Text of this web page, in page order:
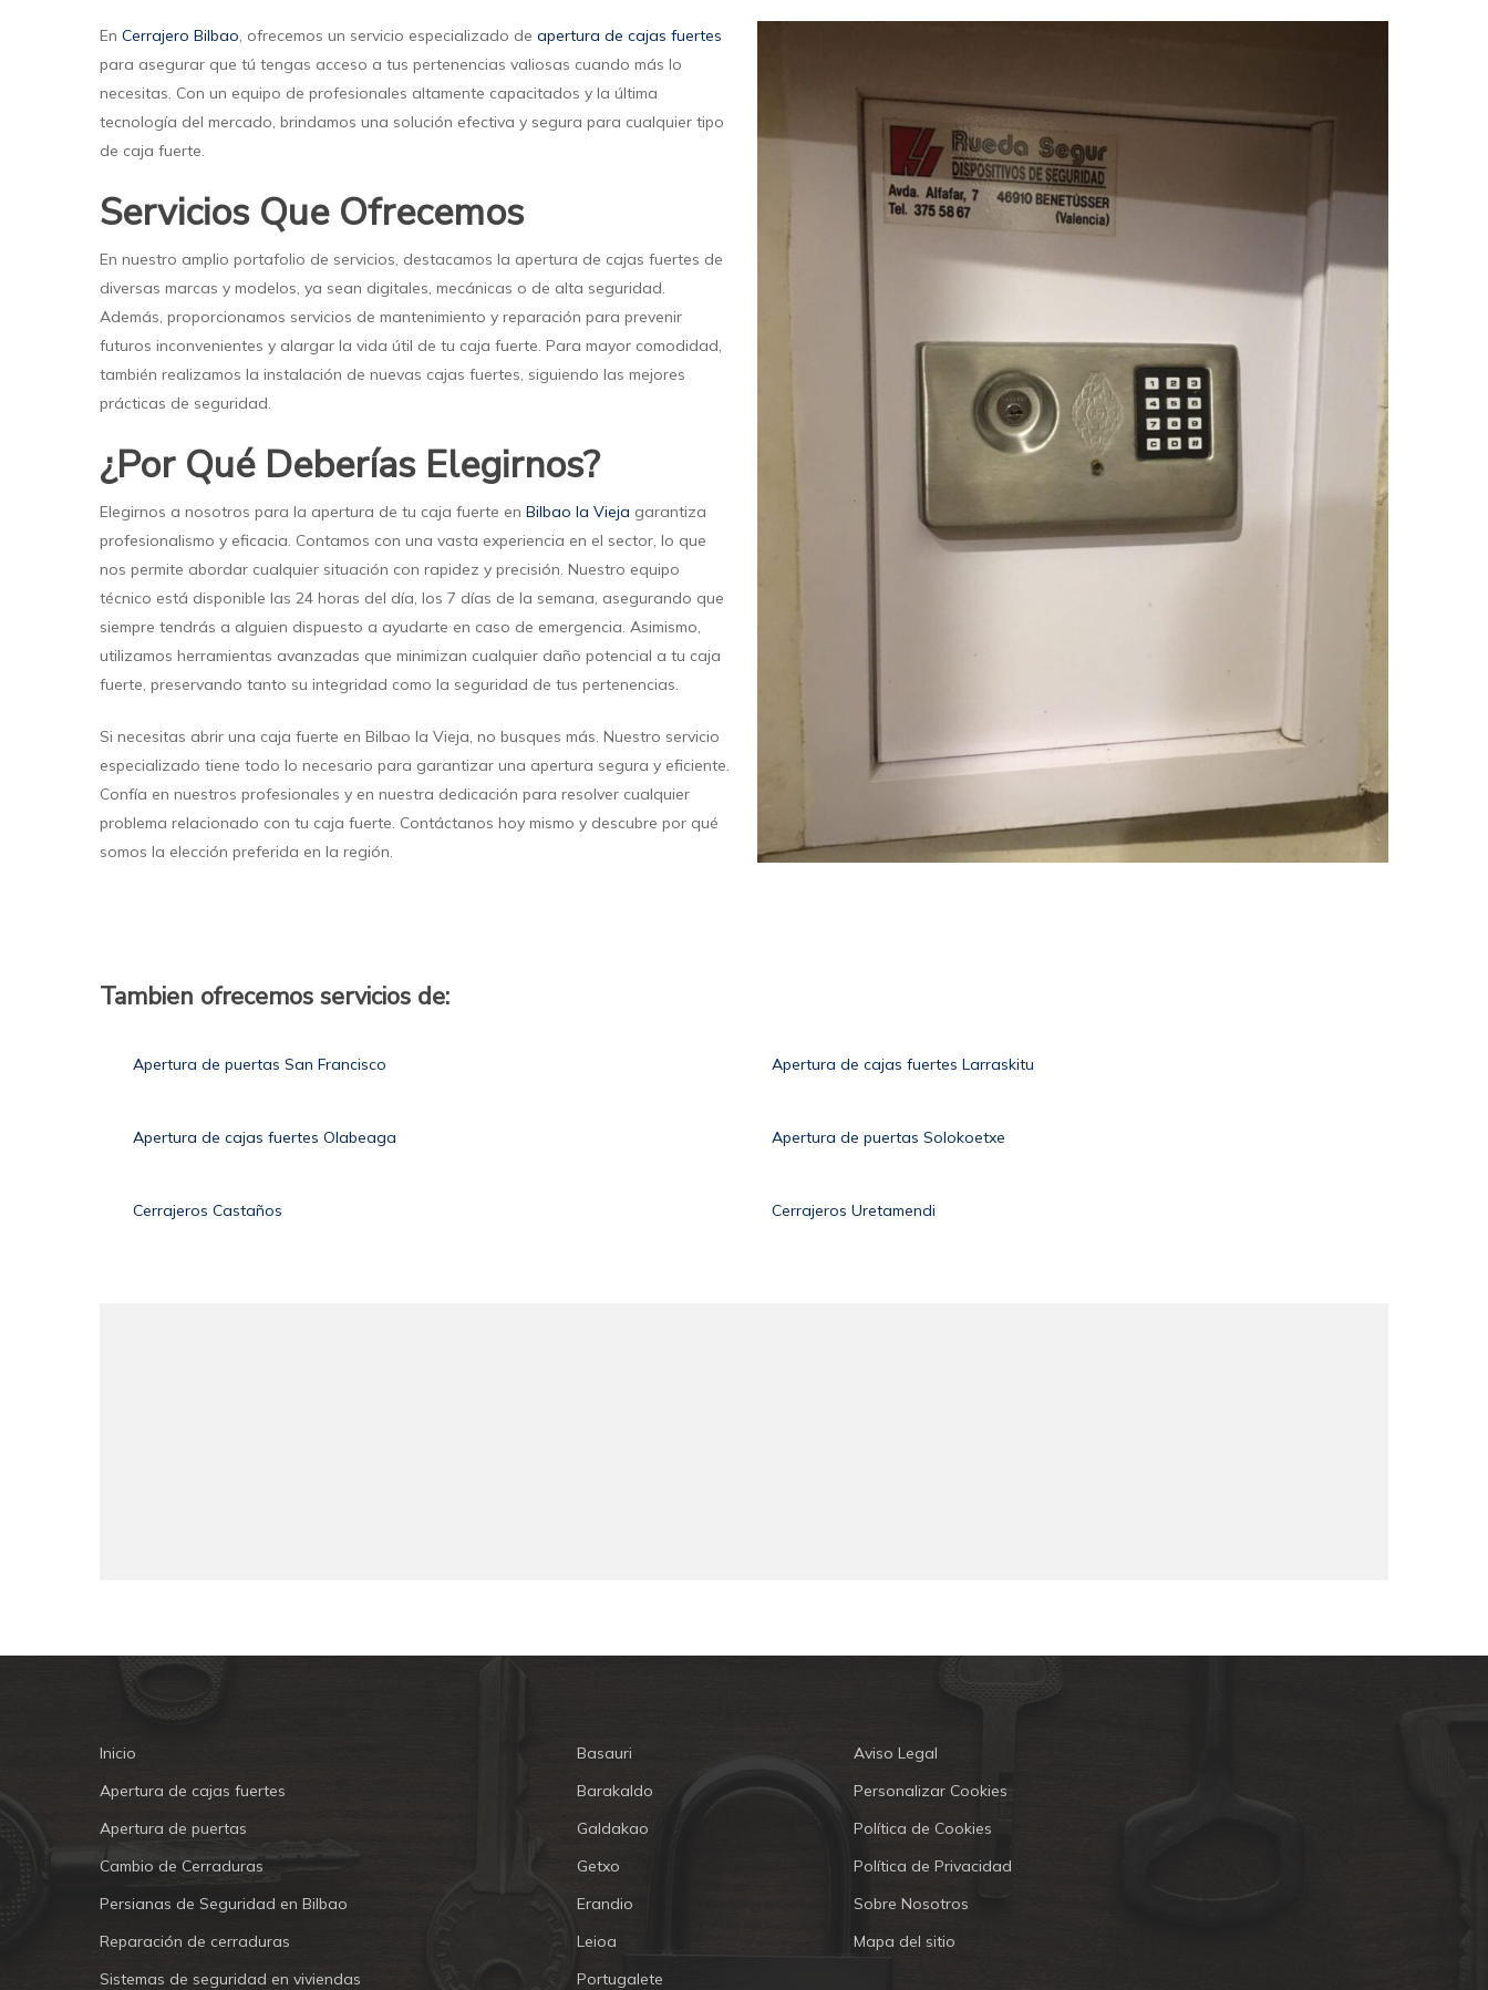
EnCerrajero Bilbao, ofrecemos un servicio especializado deapertura de cajas fuertes
para asegurar que tú tengas acceso a tus pertenencias valiosas cuando más lo
necesitas. Con un equipo de profesionales altamente capacitados y la última
tecnología del mercado, brindamos una solución efectiva y segura para cualquier tipo
de caja fuerte.
Servicios Que Ofrecemos
En nuestro amplio portafolio de servicios, destacamos la apertura de cajas fuertes de
diversas marcas y modelos, ya sean digitales, mecánicas o de alta seguridad.
Además, proporcionamos servicios de mantenimiento y reparación para prevenir
futuros inconvenientes y alargar la vida útil de tu caja fuerte. Para mayor comodidad,
también realizamos la instalación de nuevas cajas fuertes, siguiendo las mejores
prácticas de seguridad.
¿Por Qué Deberías Elegirnos?
Elegirnos a nosotros para la apertura de tu caja fuerte enBilbao la Vieja garantiza
profesionalismo y eficacia. Contamos con una vasta experiencia en el sector, lo que
nos permite abordar cualquier situación con rapidez y precisión. Nuestro equipo
técnico está disponible las 24 horas del día, los 7 días de la semana, asegurando que
siempre tendrás a alguien dispuesto a ayudarte en caso de emergencia. Asimismo,
utilizamos herramientas avanzadas que minimizan cualquier daño potencial a tu caja
fuerte, preservando tanto su integridad como la seguridad de tus pertenencias.
Si necesitas abrir una caja fuerte en Bilbao la Vieja, no busques más. Nuestro servicio
especializado tiene todo lo necesario para garantizar una apertura segura y eficiente.
Confía en nuestros profesionales y en nuestra dedicación para resolver cualquier
problema relacionado con tu caja fuerte. Contáctanos hoy mismo y descubre por qué
somos la elección preferida en la región.
Tambien ofrecemos servicios de:
Apertura de puertas San Francisco Apertura de cajas fuertes Larraskitu
Apertura de cajas fuertes Olabeaga Apertura de puertas Solokoetxe
Cerrajeros Castaños Cerrajeros Uretamendi
Inicio
Apertura de cajas fuertes
Apertura de puertas
Cambio de Cerraduras
Persianas de Seguridad en Bilbao
Reparación de cerraduras
Sistemas de seguridad en viviendas
Basauri
Barakaldo
Galdakao
Getxo
Erandio
Leioa
Portugalete
Aviso Legal
Personalizar Cookies
Política de Cookies
Política de Privacidad
Sobre Nosotros
Mapa del sitio